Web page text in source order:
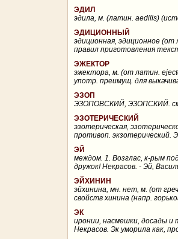
ЭДИЛ
эдила, м. (латин. aedilis)
ЭДИЦИОННЫЙ
эдиционная, эдиционное (от
правил приготовления
ЭЖЕКТОР
эжектора, м. (от латин.
употр. преимущ. для
ЭЗОП
ЭЗОПОВСКИЙ, ЭЗОПСКИЙ.
ЭЗОТЕРИЧЕСКИЙ
эзотерическая,
противоп. экзотерический.
ЭЙ
междом. 1. Возглас, к-рым
дружок! Некрасов. - Эй,
ЭЙХИНИН
эйхинина, мн. нет, м. (от
свойств хинина (напр.
ЭК
иронии, насмешки, досады и
Некрасов. Эк уморила как,